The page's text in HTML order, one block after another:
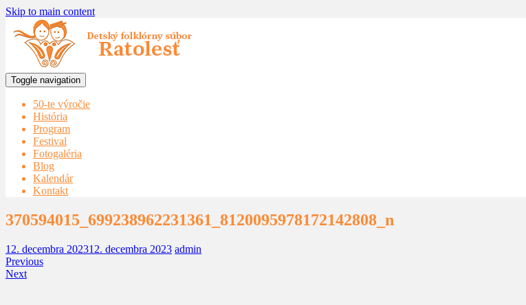
Skip to main content
Toggle navigation
50-te výročie
História
Program
Festival
Fotogaléria
Blog
Kalendár
Kontakt
370594015_699238962231361_8120095978172142808_n
12. decembra 202312. decembra 2023 admin
Previous
Next